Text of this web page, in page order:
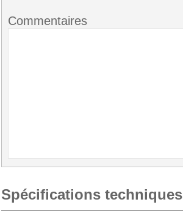
Commentaires
Spécifications techniques